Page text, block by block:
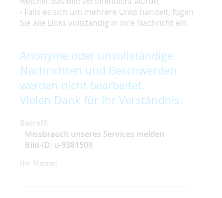
- Falls es sich um mehrere Links handelt, fügen
Sie alle Links vollständig in Ihre Nachricht ein.
Anonyme oder unvollständige
Nachrichten und Beschwerden
werden nicht bearbeitet.
Vielen Dank für Ihr Verständnis.
Betreff:
Missbrauch unseres Services melden
Bild-ID: u-9381509
Ihr Name: